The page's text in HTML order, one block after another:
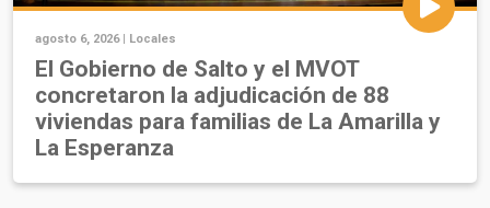
agosto 6, 2026 | Locales
El Gobierno de Salto y el MVOT
concretaron la adjudicación de 88
viviendas para familias de La Amarilla y
La Esperanza